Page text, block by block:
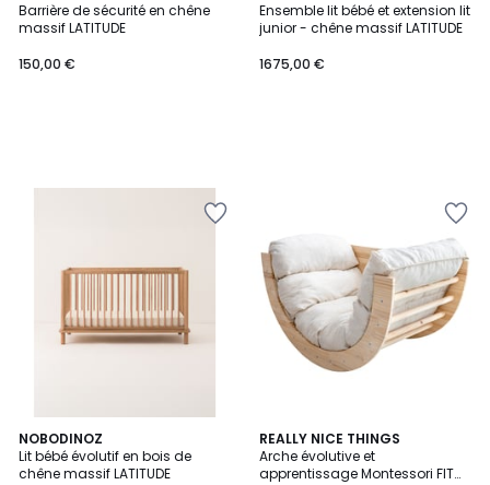
Barrière de sécurité en chêne
massif LATITUDE
150,00 €
Ensemble lit bébé et extension lit
junior - chêne massif LATITUDE
1675,00 €
NOBODINOZ
Lit bébé évolutif en bois de
chêne massif LATITUDE
REALLY NICE THINGS
Arche évolutive et
apprentissage Montessori FIT